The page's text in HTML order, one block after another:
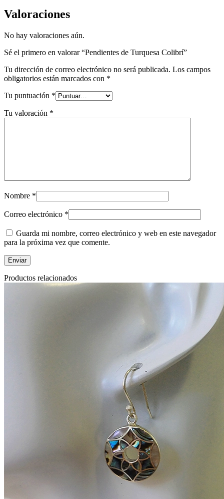
Valoraciones
No hay valoraciones aún.
Sé el primero en valorar “Pendientes de Turquesa Colibrí”
Tu dirección de correo electrónico no será publicada. Los campos
obligatorios están marcados con *
Tu puntuación *
Tu valoración *
Nombre *
Correo electrónico *
Guarda mi nombre, correo electrónico y web en este navegador
para la próxima vez que comente.
Productos relacionados